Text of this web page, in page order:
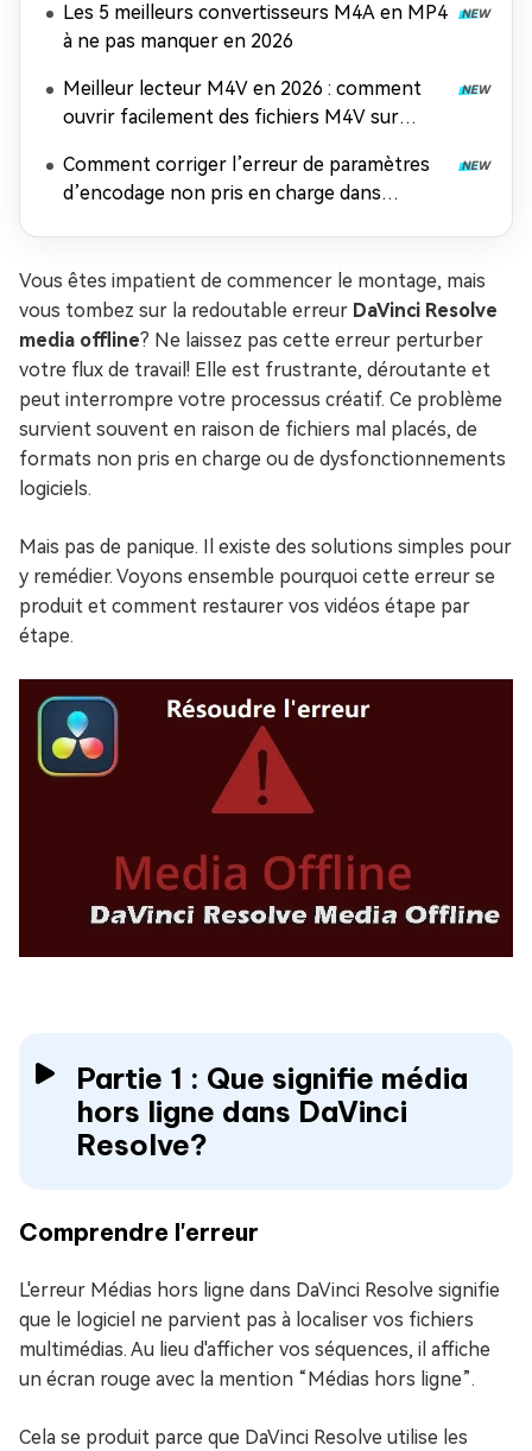
Les 5 meilleurs convertisseurs M4A en MP4
à ne pas manquer en 2026
Meilleur lecteur M4V en 2026 : comment
ouvrir facilement des fichiers M4V sur
Comment corriger l’erreur de paramètres
d’encodage non pris en charge dans
Vous êtes impatient de commencer le montage, mais
vous tombez sur la redoutable erreur DaVinci Resolve
media offline? Ne laissez pas cette erreur perturber
votre flux de travail! Elle est frustrante, déroutante et
peut interrompre votre processus créatif. Ce problème
survient souvent en raison de fichiers mal placés, de
formats non pris en charge ou de dysfonctionnements
logiciels.
Mais pas de panique. Il existe des solutions simples pour
y remédier. Voyons ensemble pourquoi cette erreur se
produit et comment restaurer vos vidéos étape par
étape.
Partie 1 : Que signifie média
hors ligne dans DaVinci
Resolve?
Comprendre l'erreur
L'erreur Médias hors ligne dans DaVinci Resolve signifie
que le logiciel ne parvient pas à localiser vos fichiers
multimédias. Au lieu d'afficher vos séquences, il affiche
un écran rouge avec la mention “Médias hors ligne”.
Cela se produit parce que DaVinci Resolve utilise les